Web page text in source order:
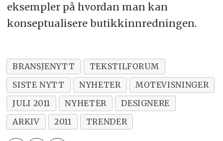
eksempler på hvordan man kan
konseptualisere butikkinnredningen.
BRANSJENYTT
TEKSTILFORUM
SISTE NYTT
NYHETER
MOTEVISNINGER
JULI 2011
NYHETER
DESIGNERE
ARKIV
2011 TRENDER